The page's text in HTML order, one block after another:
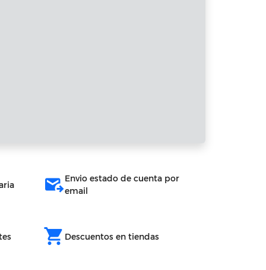
outgoing_mailEnvio estado de cuenta por
email
shopping_cart Descuentos en tiendas